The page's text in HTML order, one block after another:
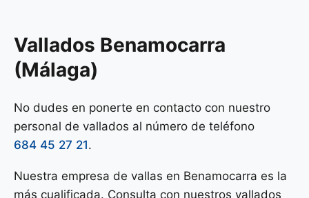
Vallados Benamocarra
(Málaga)
No dudes en ponerte en contacto con nuestro
personal de vallados al número de teléfono
684 45 27 21.
Nuestra empresa de vallas en Benamocarra es la
más cualificada. Consulta con nuestros vallados